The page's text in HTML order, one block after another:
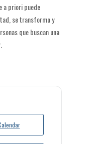
a priori puede
se transforma y
que buscan una